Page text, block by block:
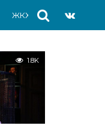
ЖКХ СПОРТ
1.8K